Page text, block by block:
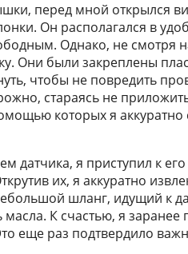
перед мной открылся
Он располагался в
Однако, не смотря
Они были закреплены
чтобы не повредить
стараясь не
которых я
датчика, я приступил к
их, я аккуратно
шланг, идущий к
масла. К счастью, я
еще раз подтвердило